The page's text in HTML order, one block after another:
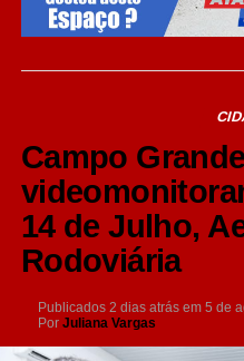
Campo
14 de Julho,
Rodoviária
Publicados 2 dias atrás em 5 de
Por Juliana Vargas